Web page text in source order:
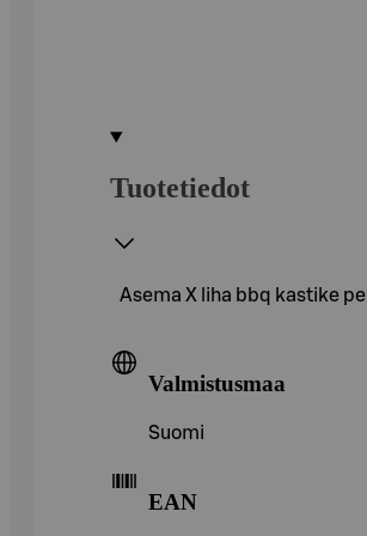
Tuotetiedot
Asema X liha bbq kastike
Valmistusmaa
Suomi
EAN